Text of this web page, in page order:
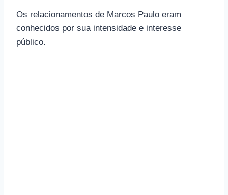
Os relacionamentos de Marcos Paulo eram
conhecidos por sua intensidade e interesse
público.